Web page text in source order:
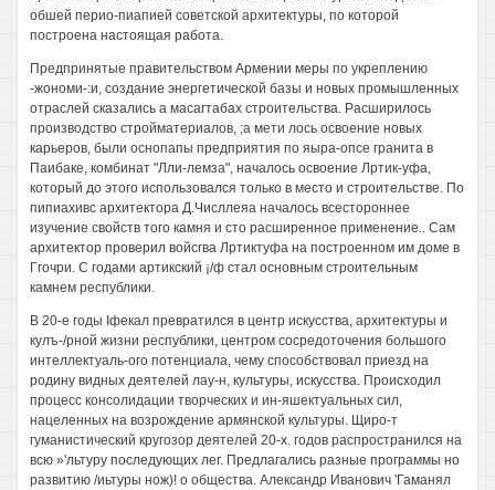
обшей перио-пиапией советской архитектуры, по которой
построена настоящая работа.
Предпринятые правительством Армении меры по укреплению
-жономи-:и, создание энергетической базы и новых промышленных
отраслей сказались а масагтабах строительства. Расширилось
производство стройматериалов, ;а мети лось освоение новых
карьеров, были оснопапы предприятия по яыра-опсе гранита в
Паибаке, комбинат "Лли-лемза", началось освоение Лртик-уфа,
который до этого использовался только в место и строительстве. По
пипиахивс архитектора Д.Числлеяа началось всестороннее
изучение свойств того камня и сто расширенное применение.. Сам
архитектор проверил войсгва Лртиктуфа на построенном им доме в
Ггочри. С годами артикский ¡/ф стал основным строительным
камнем республики.
В 20-е годы Iфекал превратился в центр искусства, архитектуры и
кулъ-/рной жизни республики, центром сосредоточения большого
интеллектуаль-ого потенциала, чему способствовал приезд на
родину видных деятелей лау-н, культуры, искусства. Происходил
процесс консолидации творческих и ин-яшектуальных сил,
нацеленных на возрождение армянской культуры. Щиро-т
гуманистический кругозор деятелей 20-х. годов распространился на
всю »'льтуру последующих лег. Предлагались разные программы но
развитию /иьтуры нож)! о общества. Александр Иванович 'Гаманял